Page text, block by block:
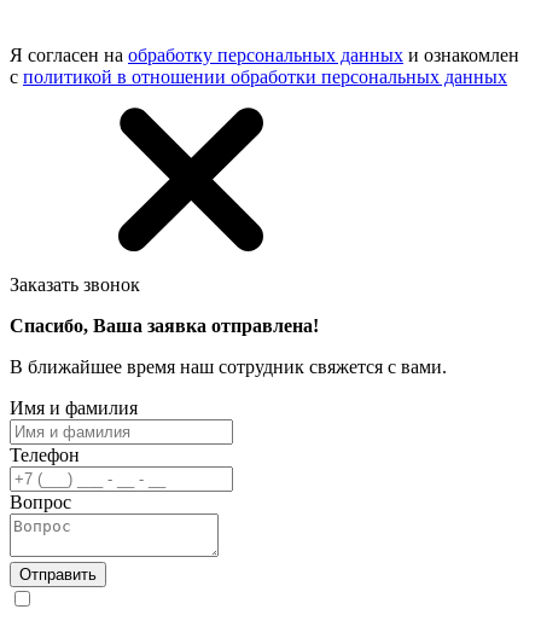
Я согласен на обработку персональных данных и ознакомлен
с политикой в отношении обработки персональных данных
Заказать звонок
Спасибо, Ваша заявка отправлена!
В ближайшее время наш сотрудник свяжется с вами.
Имя и фамилия
Телефон
Вопрос
Отправить